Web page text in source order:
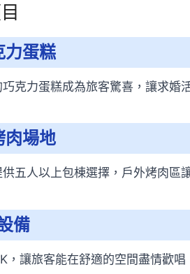
力蛋糕
克力蛋糕成為旅客驚喜，讓求婚
肉場地
五人以上包棟選擇，戶外烤肉區
備
，讓旅客能在舒適的空間盡情歡